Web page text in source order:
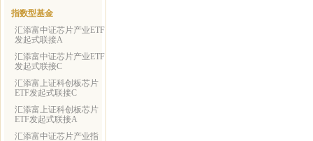
指数型基金
汇添富中证芯片产业ETF
发起式联接A
汇添富中证芯片产业ETF
发起式联接C
汇添富上证科创板芯片
ETF发起式联接C
汇添富上证科创板芯片
ETF发起式联接A
汇添富中证芯片产业指